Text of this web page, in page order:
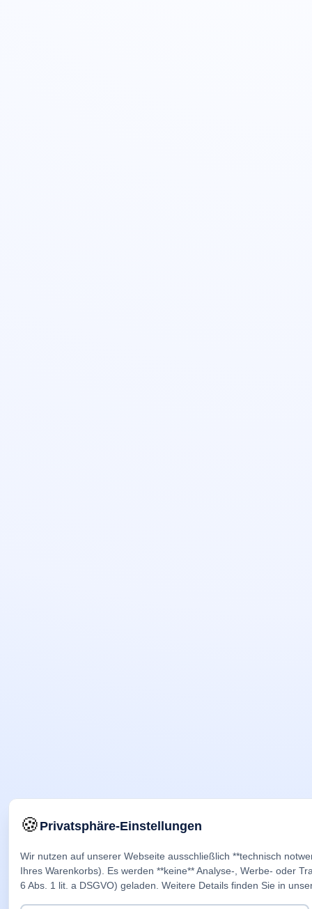
🍪Privatsphäre-Einstellungen
Wir nutzen auf unserer Webseite ausschließlich **technisch
Ihres Warenkorbs). Es werden **keine** Analyse-, Werbe- oder
6 Abs. 1 lit. a DSGVO) geladen. Weitere Details finden Sie in